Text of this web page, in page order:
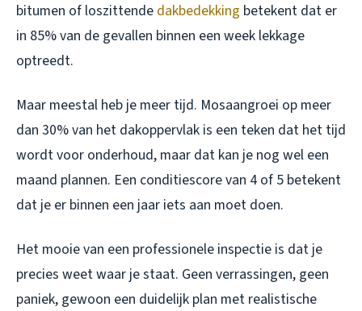
bitumen of loszittende dakbedekking betekent dat er
in 85% van de gevallen binnen een week lekkage
optreedt.
Maar meestal heb je meer tijd. Mosaangroei op meer
dan 30% van het dakoppervlak is een teken dat het tijd
wordt voor onderhoud, maar dat kan je nog wel een
maand plannen. Een conditiescore van 4 of 5 betekent
dat je er binnen een jaar iets aan moet doen.
Het mooie van een professionele inspectie is dat je
precies weet waar je staat. Geen verrassingen, geen
paniek, gewoon een duidelijk plan met realistische